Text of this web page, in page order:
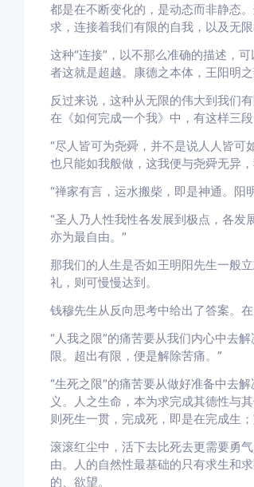
都是在不断变化的，是动态而非静态
求，连接着我们有限的自我，以及无限
这种“连接”，以不那么准确的描述，
者这就是超越。康德之本体，王阳明
反过来说，这种从无限的伟大到我们
在《如何完成一个我》中，有这样三段
“尽人皆可为尧舜，并不是说人人皆可
也只能如我般做，这我便与尧舜无异
“禅家有言，运水搬柴，即是神通。阳
“圣人乃人性我性各发展到极点，各发
亦为最自由。”
那我们的人生是否如王明阳先生一般
礼，则可慢慢达到。
钱穆先生从反向思考中给出了答案。
“人我之限”的痛苦要从我们内心中去
限。超出有限，便是解除苦痛。”
“生死之限”的痛苦要从做好准备中去
义。人之生命，本为求完成其德性与
则死生一贯，完成死，即是在完成生
滚滚红尘中，活下去比死去更需要勇
由。人的自然性最基础的只有求生和
的、欲望。